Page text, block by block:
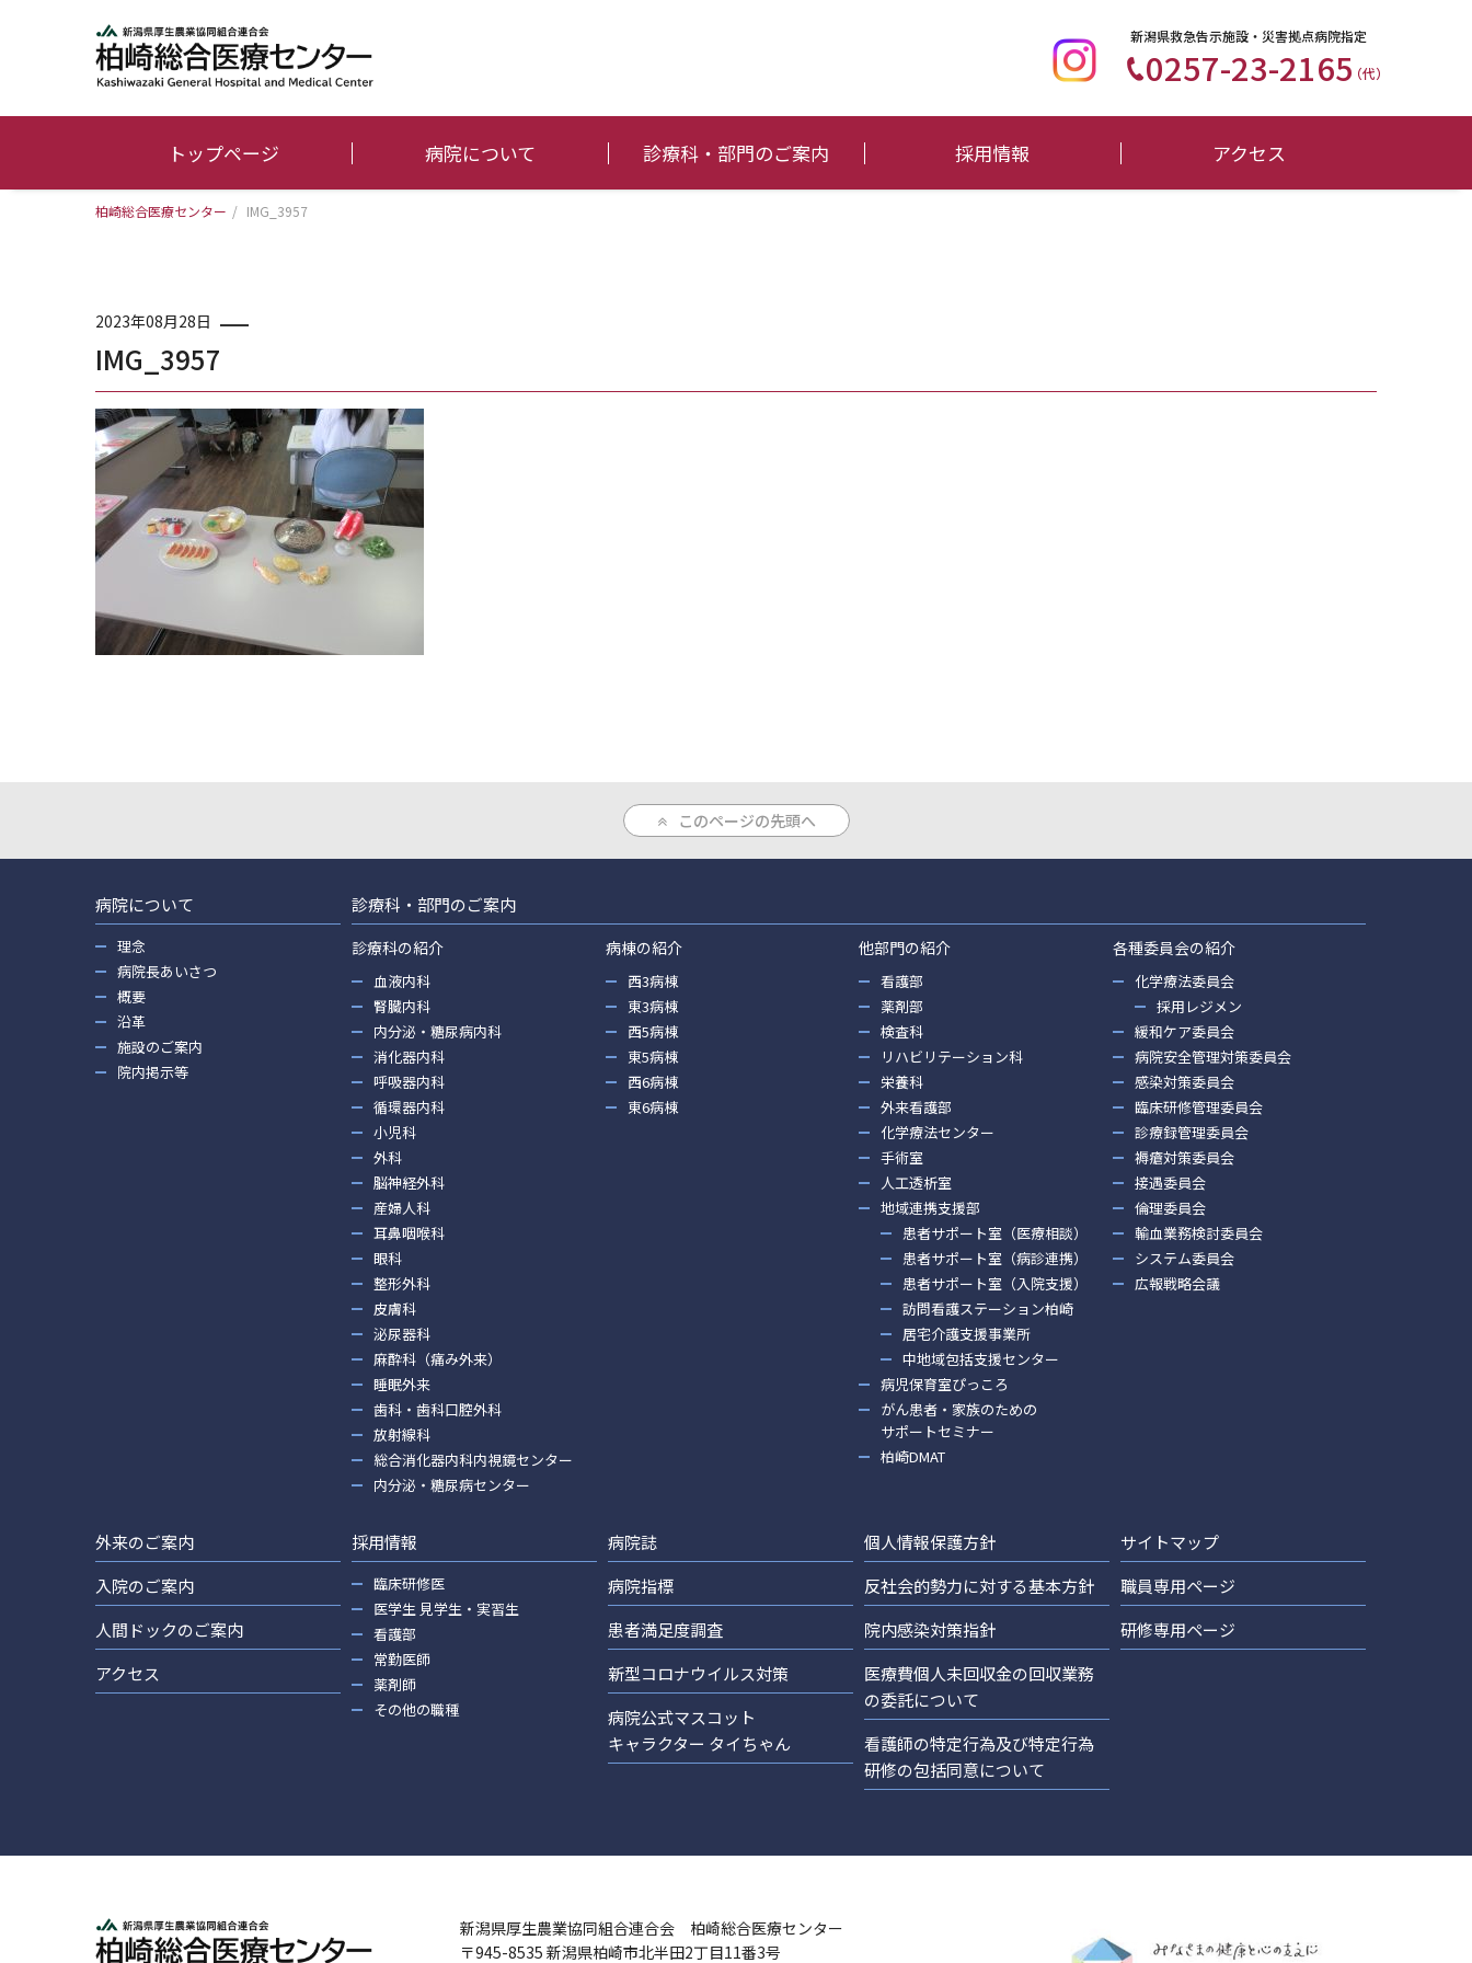
新潟県救急告示施設・災害拠点病院指定
0257-23-2165（代）
トップページ 病院について 診療科・部門のご案内 採用情報 アクセス
柏崎総合医療センター / IMG_3957
2023年08月28日
IMG_3957
このページの先頭へ
病院について
理念
病院長あいさつ
概要
沿革
施設のご案内
院内掲示等
診療科・部門のご案内
診療科の紹介
血液内科
腎臓内科
内分泌・糖尿病内科
消化器内科
呼吸器内科
循環器内科
小児科
外科
脳神経外科
産婦人科
耳鼻咽喉科
眼科
整形外科
皮膚科
泌尿器科
麻酔科（痛み外来）
睡眠外来
歯科・歯科口腔外科
放射線科
総合消化器内科内視鏡センター
内分泌・糖尿病センター
病棟の紹介
西3病棟
東3病棟
西5病棟
東5病棟
西6病棟
東6病棟
他部門の紹介
看護部
薬剤部
検査科
リハビリテーション科
栄養科
外来看護部
化学療法センター
手術室
人工透析室
地域連携支援部
患者サポート室（医療相談）
患者サポート室（病診連携）
患者サポート室（入院支援）
訪問看護ステーション柏崎
居宅介護支援事業所
中地域包括支援センター
病児保育室ぴっころ
がん患者・家族のための
サポートセミナー
柏崎DMAT
各種委員会の紹介
化学療法委員会
採用レジメン
緩和ケア委員会
病院安全管理対策委員会
感染対策委員会
臨床研修管理委員会
診療録管理委員会
褥瘡対策委員会
接遇委員会
倫理委員会
輸血業務検討委員会
システム委員会
広報戦略会議
外来のご案内
入院のご案内
人間ドックのご案内
アクセス
採用情報
臨床研修医
医学生 見学生・実習生
看護部
常勤医師
薬剤師
その他の職種
病院誌
病院指標
患者満足度調査
新型コロナウイルス対策
病院公式マスコット
キャラクター タイちゃん
個人情報保護方針
反社会的勢力に対する基本方針
院内感染対策指針
医療費個人未回収金の回収業務
の委託について
看護師の特定行為及び特定行為
研修の包括同意について
サイトマップ
職員専用ページ
研修専用ページ
新潟県厚生農業協同組合連合会 柏崎総合医療センター
〒945-8535 新潟県柏崎市北半田2丁目11番3号